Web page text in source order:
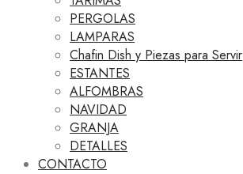
PERGOLAS
LAMPARAS
Chafin Dish y Piezas para Servir
ESTANTES
ALFOMBRAS
NAVIDAD
GRANJA
DETALLES
CONTACTO